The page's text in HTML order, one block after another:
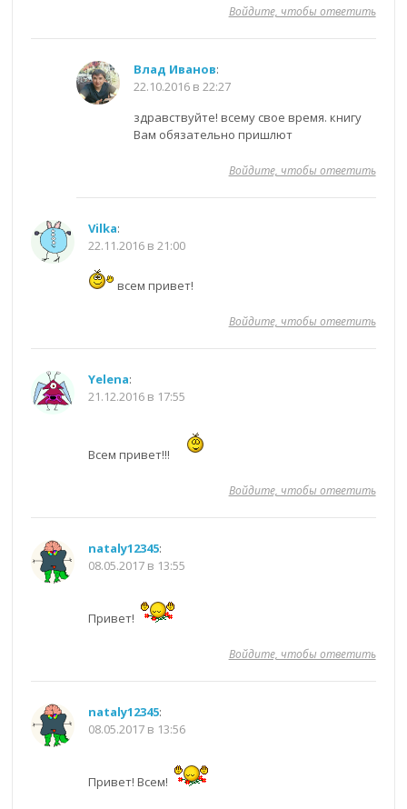
Войдите, чтобы ответить
Влад Иванов:
22.10.2016 в 22:27
здравствуйте! всему свое время. книгу
Вам обязательно пришлют
Войдите, чтобы ответить
Vilka:
22.11.2016 в 21:00
всем привет!
Войдите, чтобы ответить
Yelena:
21.12.2016 в 17:55
Всем привет!!!
Войдите, чтобы ответить
nataly12345:
08.05.2017 в 13:55
Привет!
Войдите, чтобы ответить
nataly12345:
08.05.2017 в 13:56
Привет! Всем!